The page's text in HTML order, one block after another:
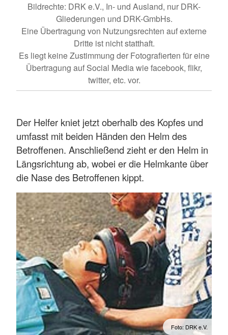
Bildrechte: DRK e.V., In- und Ausland, nur DRK-
Gliederungen und DRK-GmbHs.
Eine Übertragung von Nutzungsrechten auf externe
Dritte ist nicht statthaft.
Es liegt keine Zustimmung der Fotografierten für eine
Übertragung auf Social Media wie facebook, flikr,
twitter, etc. vor.
Der Helfer kniet jetzt oberhalb des Kopfes und
umfasst mit beiden Händen den Helm des
Betroffenen. Anschließend zieht er den Helm in
Längsrichtung ab, wobei er die Helmkante über
die Nase des Betroffenen kippt.
Foto: DRK e.V.